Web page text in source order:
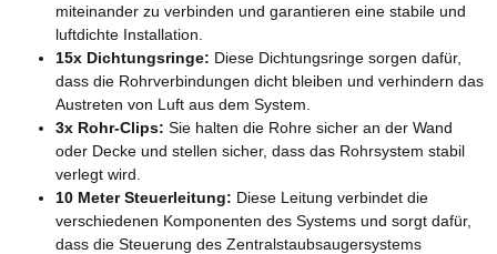
miteinander zu verbinden und garantieren eine stabile und
luftdichte Installation.
15x Dichtungsringe: Diese Dichtungsringe sorgen dafür,
dass die Rohrverbindungen dicht bleiben und verhindern das
Austreten von Luft aus dem System.
3x Rohr-Clips: Sie halten die Rohre sicher an der Wand
oder Decke und stellen sicher, dass das Rohrsystem stabil
verlegt wird.
10 Meter Steuerleitung: Diese Leitung verbindet die
verschiedenen Komponenten des Systems und sorgt dafür,
dass die Steuerung des Zentralstaubsaugersystems